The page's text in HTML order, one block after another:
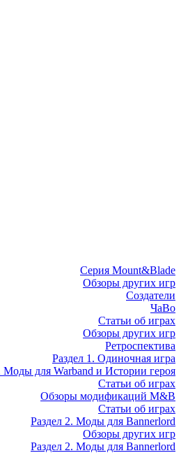
Серия Mount&Blade
Обзоры других игр
Создатели
ЧаВо
Статьи об играх
Обзоры других игр
Ретроспектива
Раздел 1. Одиночная игра
Моды для Warband и Истории героя
Статьи об играх
Обзоры модификаций M&B
Статьи об играх
Раздел 2. Моды для Bannerlord
Обзоры других игр
Раздел 2. Моды для Bannerlord